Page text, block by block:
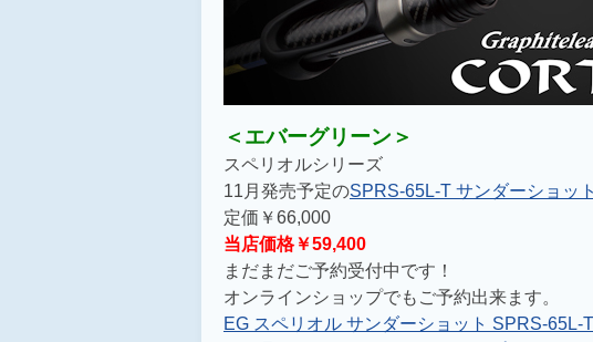
＜エバーグリーン＞
スペリオルシリーズ
11月発売予定のSPRS-65L-T サンダーショット
定価￥66,000
当店価格￥59,400
まだまだご予約受付中です！
オンラインショップでもご予約出来ます。
EG スペリオル サンダーショット SPRS-65L-